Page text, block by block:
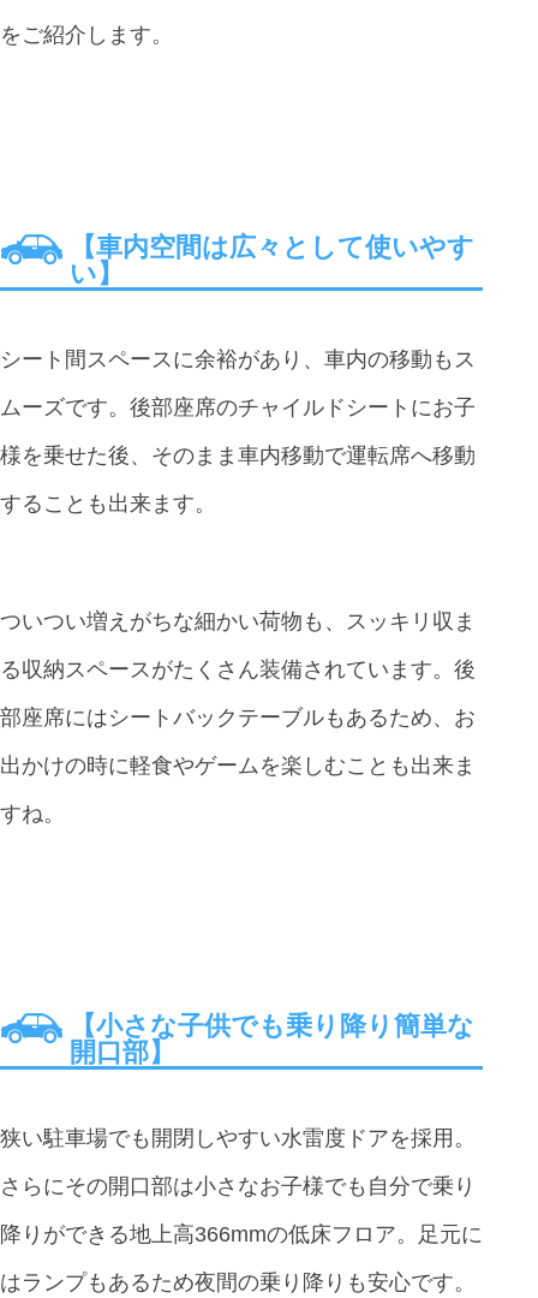
をご紹介します。
【車内空間は広々として使いやす
い】
シート間スペースに余裕があり、車内の移動もス
ムーズです。後部座席のチャイルドシートにお子
様を乗せた後、そのまま車内移動で運転席へ移動
することも出来ます。
ついつい増えがちな細かい荷物も、スッキリ収ま
る収納スペースがたくさん装備されています。後
部座席にはシートバックテーブルもあるため、お
出かけの時に軽食やゲームを楽しむことも出来ま
すね。
【小さな子供でも乗り降り簡単な
開口部】
狭い駐車場でも開閉しやすい水雷度ドアを採用。
さらにその開口部は小さなお子様でも自分で乗り
降りができる地上高366mmの低床フロア。足元に
はランプもあるため夜間の乗り降りも安心です。